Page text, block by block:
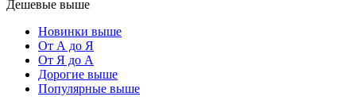
Дешевые выше
Новинки выше
От А до Я
От Я до А
Дорогие выше
Популярные выше